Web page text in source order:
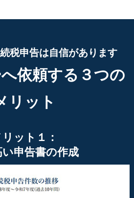
税申告は自信があります
依頼する３つの
リット
リット１：
申告書の作成